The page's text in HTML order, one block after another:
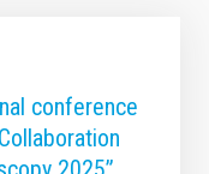
conference